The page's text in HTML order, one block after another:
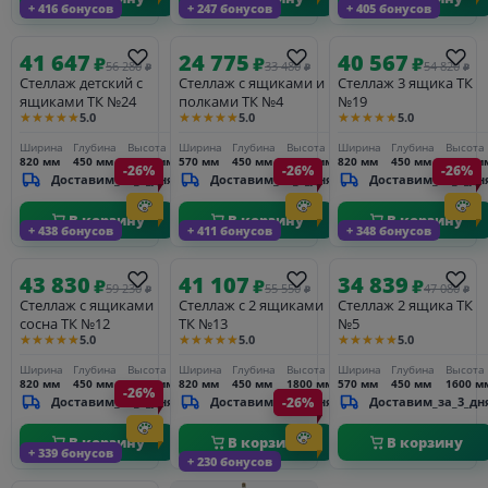
+ 416 бонусов
41 647₽56 280 ₽
Стеллаж детский с
ящиками ТК №24
★★★★★5.0
Ширина
820 мм
Глубина
450 мм
Высота
1340 мм
Доставим_за_3_дня
В корзину
+ 247 бонусов
24 775₽33 480 ₽
Стеллаж с ящиками и
полками ТК №4
★★★★★5.0
Ширина
570 мм
Глубина
450 мм
Высота
1340 мм
Доставим_за_3_дня
В корзину
+ 405 бонусов
40 567₽54 820 ₽
Стеллаж 3 ящика ТК
№19
★★★★★5.0
Ширина
820 мм
Глубина
450 мм
Высота
1160
В корзину
+ 438 бонусов
-26%
43 830₽59 230 ₽
Стеллаж с ящиками
сосна ТК №12
★★★★★5.0
Ширина
820 мм
Глубина
450 мм
Высота
1780 мм
Доставим_за_3_дня
В корзину
+ 411 бонусов
-26%
41 107₽55 550 ₽
Стеллаж с 2 ящиками
ТК №13
★★★★★5.0
Ширина
820 мм
Глубина
450 мм
Высота
1800 мм
Доставим_за_3_дня
В корзину
+ 348 бонусов
-26%
34 839₽47 080 ₽
Стеллаж 2 ящика ТК
№5
★★★★★5.0
Ширина
570 мм
Глубина
450 мм
Высота
1600
В корзину
+ 339 бонусов
-26%
+ 230 бонусов
-26%